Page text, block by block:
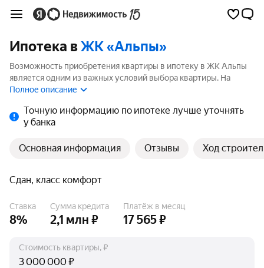
Ипотека вЖК «Альпы»
Возможность приобретения квартиры в ипотеку в ЖК Альпы
является одним из важных условий выбора квартиры. На
странице мы собрали программы кредитования банков для
Полное описание
Точную информацию по ипотеке лучше уточнять
у банка
Основная информация Отзывы Ход
Сдан, класс комфорт
Ставка
8%
Сумма кредита
2,1 млн ₽
Платёж в месяц
17 565 ₽
Стоимость квартиры, ₽
₽